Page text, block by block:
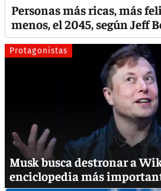
Personas más ricas, más
menos, el 2045, según Jeff
Protagonistas
Musk busca destronar a
enciclopedia más